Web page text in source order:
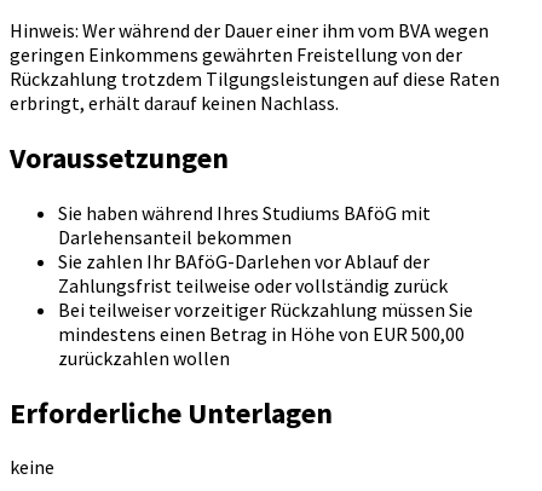
Hinweis: Wer während der Dauer einer ihm vom BVA wegen
geringen Einkommens gewährten Freistellung von der
Rückzahlung trotzdem Tilgungsleistungen auf diese Raten
erbringt, erhält darauf keinen Nachlass.
Voraussetzungen
Sie haben während Ihres Studiums BAföG mit
Darlehensanteil bekommen
Sie zahlen Ihr BAföG-Darlehen vor Ablauf der
Zahlungsfrist teilweise oder vollständig zurück
Bei teilweiser vorzeitiger Rückzahlung müssen Sie
mindestens einen Betrag in Höhe von EUR 500,00
zurückzahlen wollen
Erforderliche Unterlagen
keine